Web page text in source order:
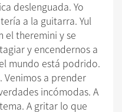
deslenguada. Yo
a la guitarra. Yul
el theremini y se
y encendernos a
mundo está podrido.
Venimos a prender
incómodas. A
A gritar lo que